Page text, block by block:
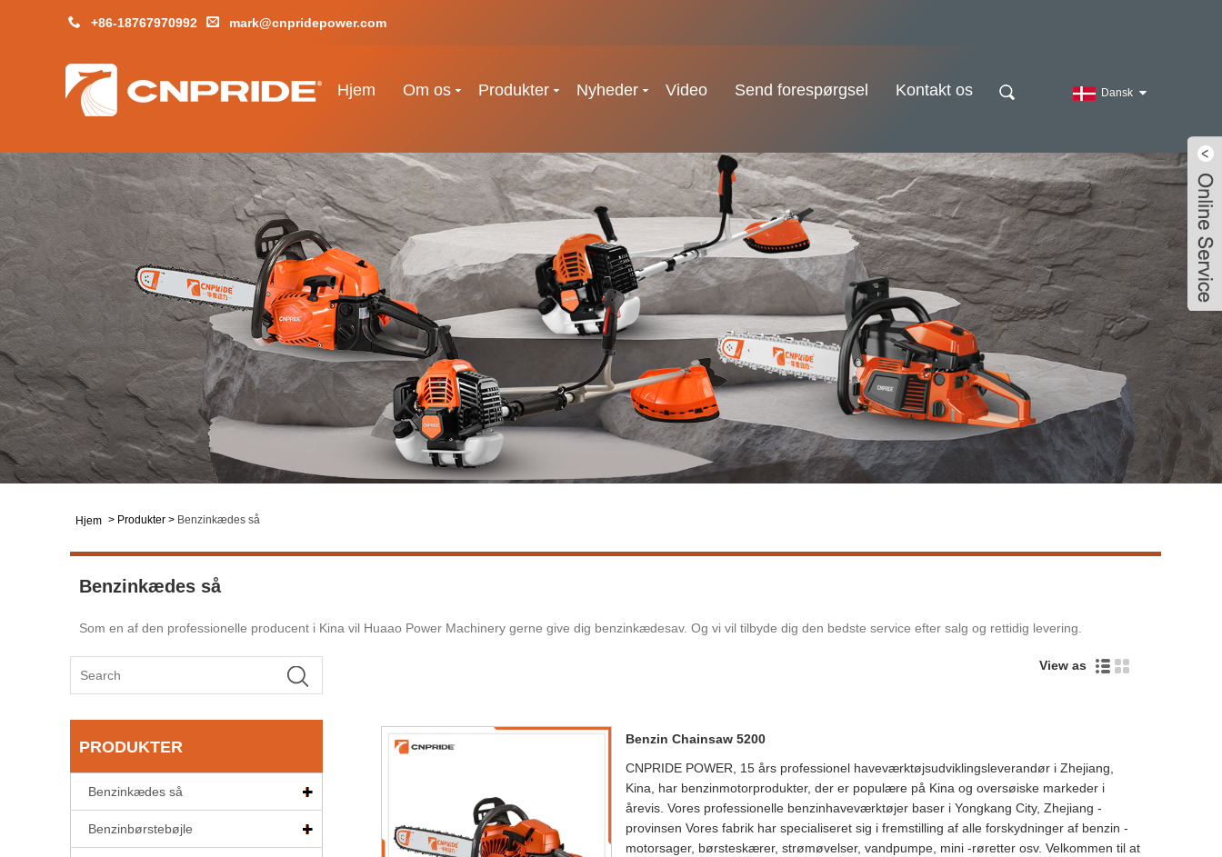
+86-18767970992 mark@cnpridepower.com
Hjem Om os Produkter Nyheder Video Send forespørgsel Kontakt os Dansk
Hjem > Produkter > Benzinkædes så
Benzinkædes så
Som en af ​​den professionelle producent i Kina vil Huaao Power Machinery gerne give dig benzinkædesav. Og vi vil tilbyde dig den bedste service efter salg og rettidig levering.
PRODUKTER
Benzinkædes så
Benzinbørstebøjle
View as
Benzin Chainsaw 5200
CNPRIDE POWER, 15 års professionel haveværktøjsudviklingsleverandør i Zhejiang,
Kina, har benzinmotorprodukter, der er populære på Kina og oversøiske markeder i
årevis. Vores professionelle benzinhaveværktøjer baser i Yongkang City, Zhejiang -
provinsen Vores fabrik har specialiseret sig i fremstilling af alle forskydninger af benzin -
motorsager, børsteskærer, strømøvelser, vandpumpe, mini -røretter osv. Velkommen til at